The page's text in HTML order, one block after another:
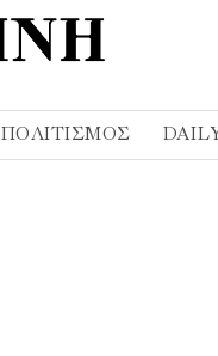
ΠΟΛΙΤΙΣΜΌΣ